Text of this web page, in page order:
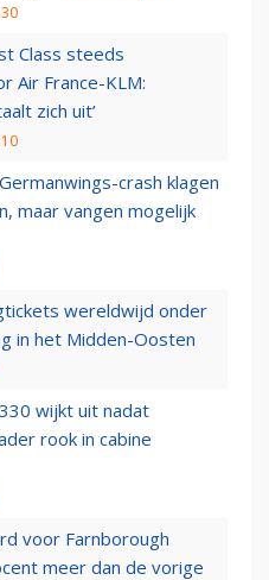
Class steeds
Air France-KLM:
zich uit’
crash klagen
maar vangen mogelijk
wereldwijd onder
in het Midden-Oosten
wijkt uit nadat
rook in cabine
voor Farnborough
meer dan de vorige